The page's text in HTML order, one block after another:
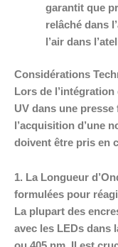
garantit que
relâché dans
l’air dans
Considérations
Lors de
UV dans une
l’acquisition d’une
doivent être pris en
1. La Longueur
formulées pour
La plupart des
avec les LEDs dans